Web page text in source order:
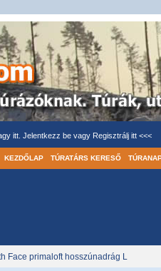
itt. Jelentkezz be vagy Regisztrálj itt <<<
KEZDŐLAP TÚRATÁRS KERESŐ
Face primaloft hosszúnadrág L